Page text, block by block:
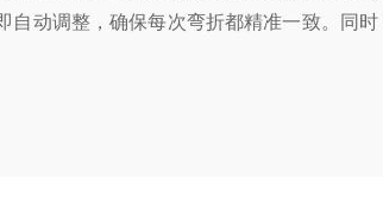
动调整，确保每次弯折都精准一致。同